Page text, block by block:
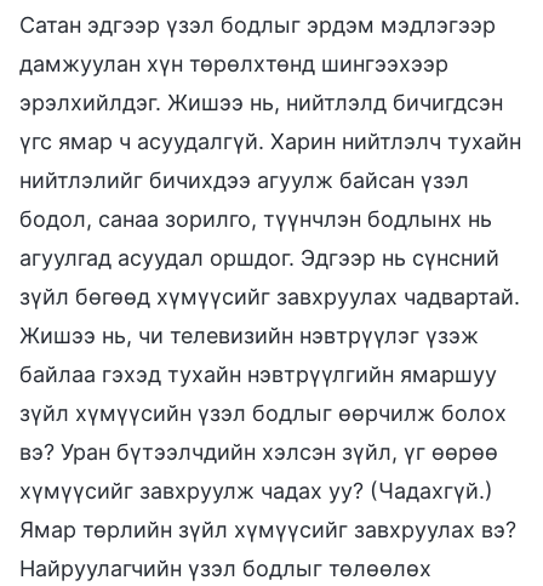
Сатан эдгээр үзэл бодлыг эрдэм мэдлэгээр
дамжуулан хүн төрөлхтөнд шингээхээр
эрэлхийлдэг. Жишээ нь, нийтлэлд бичигдсэн
үгс ямар ч асуудалгүй. Харин нийтлэлч тухайн
нийтлэлийг бичихдээ агуулж байсан үзэл
бодол, санаа зорилго, түүнчлэн бодлынх нь
агуулгад асуудал оршдог. Эдгээр нь сүнсний
зүйл бөгөөд хүмүүсийг завхруулах чадвартай.
Жишээ нь, чи телевизийн нэвтрүүлэг үзэж
байлаа гэхэд тухайн нэвтрүүлгийн ямаршуу
зүйл хүмүүсийн үзэл бодлыг өөрчилж болох
вэ? Уран бүтээлчдийн хэлсэн зүйл, үг өөрөө
хүмүүсийг завхруулж чадах уу? (Чадахгүй.)
Ямар төрлийн зүйл хүмүүсийг завхруулах вэ?
Найруулагчийн үзэл бодлыг төлөөлөх